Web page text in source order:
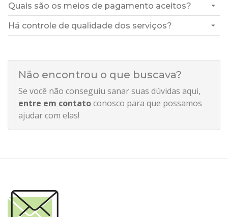
Quais são os meios de pagamento aceitos?
Há controle de qualidade dos serviços?
Não encontrou o que buscava?
Se você não conseguiu sanar suas dúvidas aqui,
entre em contatoconosco para que possamos
ajudar com elas!